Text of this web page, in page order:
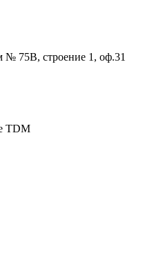
№ 75В, строение 1, оф.31
TDM